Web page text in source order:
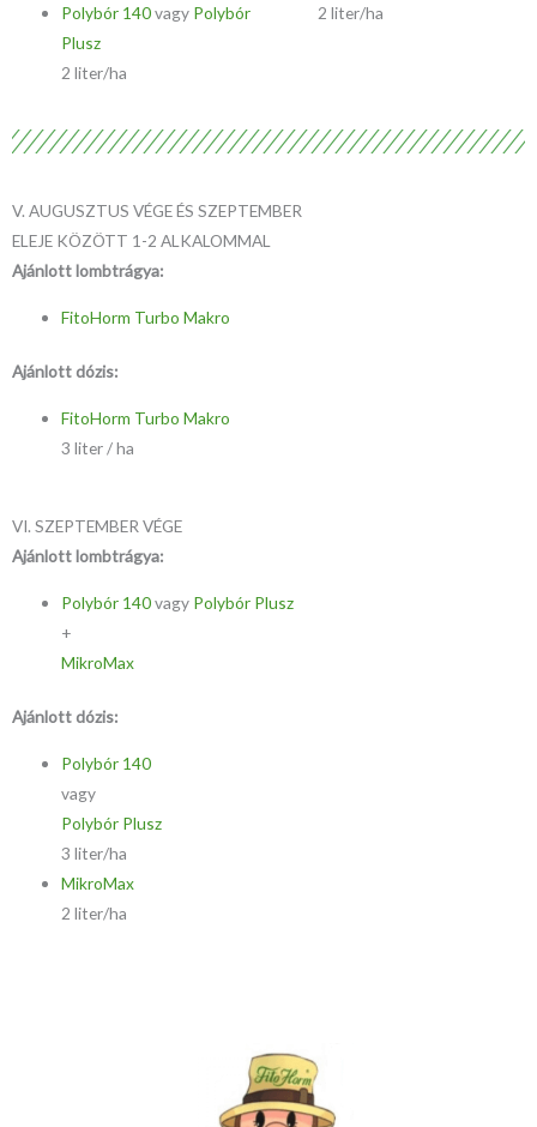
Polybór 140vagy Polybór
Plusz
2 liter/ha
2 liter/ha
V. AUGUSZTUS VÉGE ÉS SZEPTEMBER
ELEJE KÖZÖTT 1-2 ALKALOMMAL
Ajánlott lombtrágya:
FitoHorm Turbo Makro
Ajánlott dózis:
FitoHorm Turbo Makro
3 liter / ha
VI. SZEPTEMBER VÉGE
Ajánlott lombtrágya:
Polybór 140vagy Polybór Plusz
+
MikroMax
Ajánlott dózis:
Polybór 140
vagy
Polybór Plusz
3 liter/ha
MikroMax
2 liter/ha